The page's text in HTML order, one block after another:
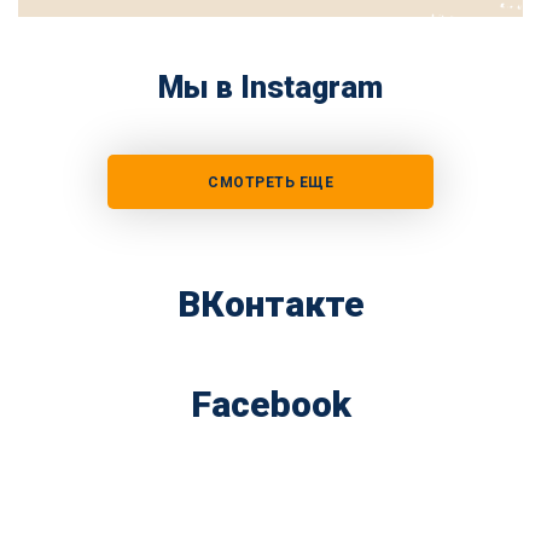
Мы в Instagram
СМОТРЕТЬ ЕЩЕ
ВКонтакте
Facebook